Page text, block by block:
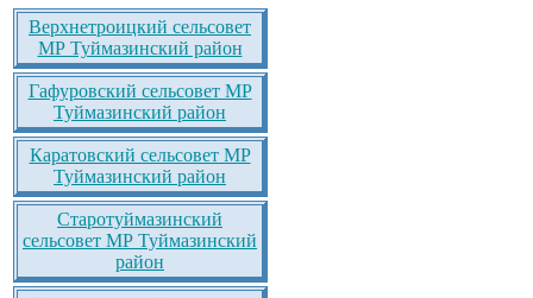
Верхнетроицкий сельсовет
МР Туймазинский район
Гафуровский сельсовет МР
Туймазинский район
Каратовский сельсовет МР
Туймазинский район
Старотуймазинский
сельсовет МР Туймазинский
район